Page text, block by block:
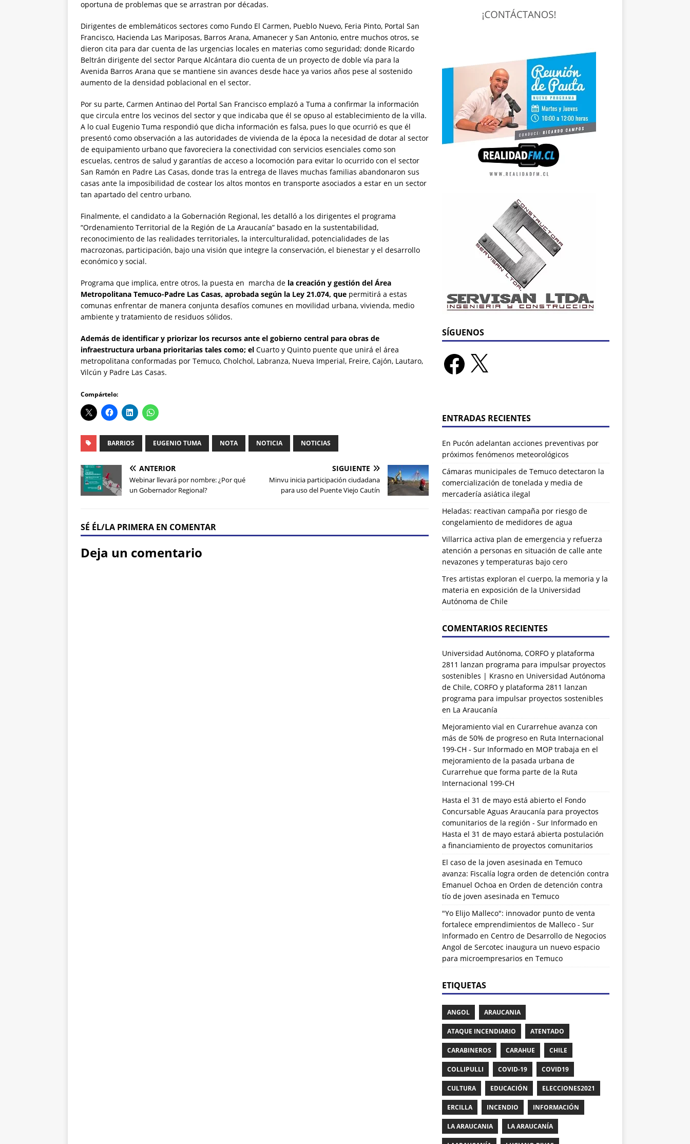
oportuna de problemas que se arrastran por décadas.
Dirigentes de emblemáticos sectores como Fundo El Carmen, Pueblo Nuevo, Feria Pinto, Portal San
Francisco, Hacienda Las Mariposas, Barros Arana, Amanecer y San Antonio, entre muchos otros, se
dieron cita para dar cuenta de las urgencias locales en materias como seguridad; donde Ricardo
Beltrán dirigente del sector Parque Alcántara dio cuenta de un proyecto de doble vía para la
Avenida Barros Arana que se mantiene sin avances desde hace ya varios años pese al sostenido
aumento de la densidad poblacional en el sector.
Por su parte, Carmen Antinao del Portal San Francisco emplazó a Tuma a confirmar la información
que circula entre los vecinos del sector y que indicaba que él se opuso al establecimiento de la villa.
A lo cual Eugenio Tuma respondió que dicha información es falsa, pues lo que ocurrió es que él
presentó como observación a las autoridades de vivienda de la época la necesidad de dotar al sector
de equipamiento urbano que favoreciera la conectividad con servicios esenciales como son
escuelas, centros de salud y garantías de acceso a locomoción para evitar lo ocurrido con el sector
San Ramón en Padre Las Casas, donde tras la entrega de llaves muchas familias abandonaron sus
casas ante la imposibilidad de costear los altos montos en transporte asociados a estar en un sector
tan apartado del centro urbano.
Finalmente, el candidato a la Gobernación Regional, les detalló a los dirigentes el programa
“Ordenamiento Territorial de la Región de La Araucanía” basado en la sustentabilidad,
reconocimiento de las realidades territoriales, la interculturalidad, potencialidades de las
macrozonas, participación, bajo una visión que integre la conservación, el bienestar y el desarrollo
económico y social.
Programa que implica, entre otros, la puesta en marcha de la creación y gestión del Área
Metropolitana Temuco-Padre Las Casas, aprobada según la Ley 21.074, que permitirá a estas
comunas enfrentar de manera conjunta desafíos comunes en movilidad urbana, vivienda, medio
ambiente y tratamiento de residuos sólidos.
Además de identificar y priorizar los recursos ante el gobierno central para obras de
infraestructura urbana prioritarias tales como; el Cuarto y Quinto puente que unirá el área
metropolitana conformadas por Temuco, Cholchol, Labranza, Nueva Imperial, Freire, Cajón, Lautaro,
Vilcún y Padre Las Casas.
Compártelo:
BARRIOS EUGENIO TUMA NOTA NOTICIA NOTICIAS
ANTERIOR
Webinar llevará por nombre: ¿Por qué
un Gobernador Regional?
SIGUIENTE
Minvu inicia participación ciudadana
para uso del Puente Viejo Cautín
SÉ ÉL/LA PRIMERA EN COMENTAR
Deja un comentario
SÍGUENOS
ENTRADAS RECIENTES
En Pucón adelantan acciones preventivas por
próximos fenómenos meteorológicos
Cámaras municipales de Temuco detectaron la
comercialización de tonelada y media de
mercadería asiática ilegal
Heladas: reactivan campaña por riesgo de
congelamiento de medidores de agua
Villarrica activa plan de emergencia y refuerza
atención a personas en situación de calle ante
nevazones y temperaturas bajo cero
Tres artistas exploran el cuerpo, la memoria y la
materia en exposición de la Universidad
Autónoma de Chile
COMENTARIOS RECIENTES
Universidad Autónoma, CORFO y plataforma
2811 lanzan programa para impulsar proyectos
sostenibles | Krasnoen Universidad Autónoma
de Chile, CORFO y plataforma 2811 lanzan
programa para impulsar proyectos sostenibles
en La Araucanía
Mejoramiento vial en Curarrehue avanza con
más de 50% de progreso en Ruta Internacional
199-CH - Sur Informadoen MOP trabaja en el
mejoramiento de la pasada urbana de
Curarrehue que forma parte de la Ruta
Internacional 199-CH
Hasta el 31 de mayo está abierto el Fondo
Concursable Aguas Araucanía para proyectos
comunitarios de la región - Sur Informadoen
Hasta el 31 de mayo estará abierta postulación
a financiamiento de proyectos comunitarios
El caso de la joven asesinada en Temuco
avanza: Fiscalía logra orden de detención contra
Emanuel Ochoa en Orden de detención contra
tío de joven asesinada en Temuco
"Yo Elijo Malleco": innovador punto de venta
fortalece emprendimientos de Malleco - Sur
Informadoen Centro de Desarrollo de Negocios
Angol de Sercotec inaugura un nuevo espacio
para microempresarios en Temuco
ETIQUETAS
ANGOL ARAUCANIA
ATAQUE INCENDIARIO ATENTADO
CARABINEROS CARAHUE CHILE
COLLIPULLI COVID-19 COVID19
CULTURA EDUCACIÓN ELECCIONES2021
ERCILLA INCENDIO INFORMACIÓN
LA ARAUCANIA LA ARAUCANÍA